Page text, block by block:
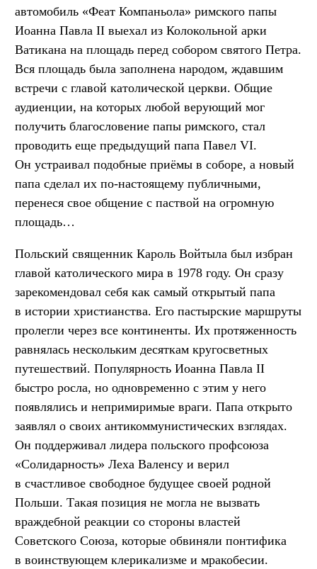
автомобиль «Феат Компаньола» римского папы
Иоанна Павла II выехал из Колокольной арки
Ватикана на площадь перед собором святого Петра.
Вся площадь была заполнена народом, ждавшим
встречи с главой католической церкви. Общие
аудиенции, на которых любой верующий мог
получить благословение папы римского, стал
проводить еще предыдущий папа Павел VI.
Он устраивал подобные приёмы в соборе, а новый
папа сделал их по-настоящему публичными,
перенеся свое общение с паствой на огромную
площадь…
Польский священник Кароль Войтыла был избран
главой католического мира в 1978 году. Он сразу
зарекомендовал себя как самый открытый папа
в истории христианства. Его пастырские маршруты
пролегли через все континенты. Их протяженность
равнялась нескольким десяткам кругосветных
путешествий. Популярность Иоанна Павла II
быстро росла, но одновременно с этим у него
появлялись и непримиримые враги. Папа открыто
заявлял о своих антикоммунистических взглядах.
Он поддерживал лидера польского профсоюза
«Солидарность» Леха Валенсу и верил
в счастливое свободное будущее своей родной
Польши. Такая позиция не могла не вызвать
враждебной реакции со стороны властей
Советского Союза, которые обвиняли понтифика
в воинствующем клерикализме и мракобесии.